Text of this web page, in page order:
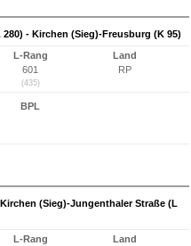
- Kirchen (Sieg)-Freusburg (K 95)
L-Rang
601
(435)
Land
RP
BPL
(Sieg)-Jungenthaler Straße (L
L-Rang
Land